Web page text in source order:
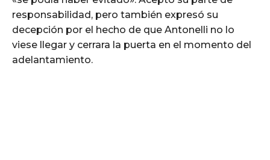
responsabilidad, pero también expresó su
decepción por el hecho de que Antonelli no lo
viese llegar y cerrara la puerta en el momento del
adelantamiento.